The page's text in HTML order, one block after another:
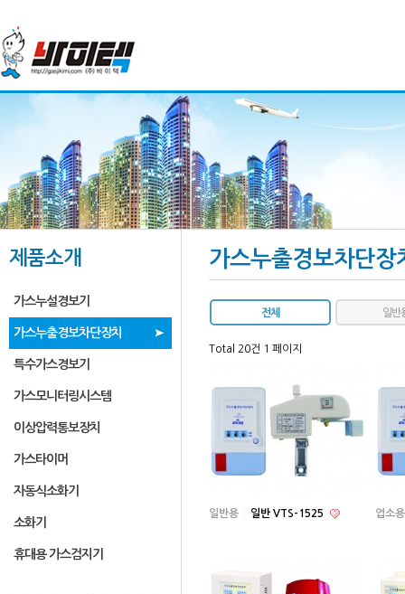
제품소개
가스누설경보기
가스누출경보차단장치
특수가스경보기
가스모니터링시스템
이상압력통보장치
가스타이머
자동식소화기
소화기
휴대용 가스검지기
가스누출경보차단장
전체 일반
Total 20건 1 페이지
일반용 일반 VTS-1525 업소용